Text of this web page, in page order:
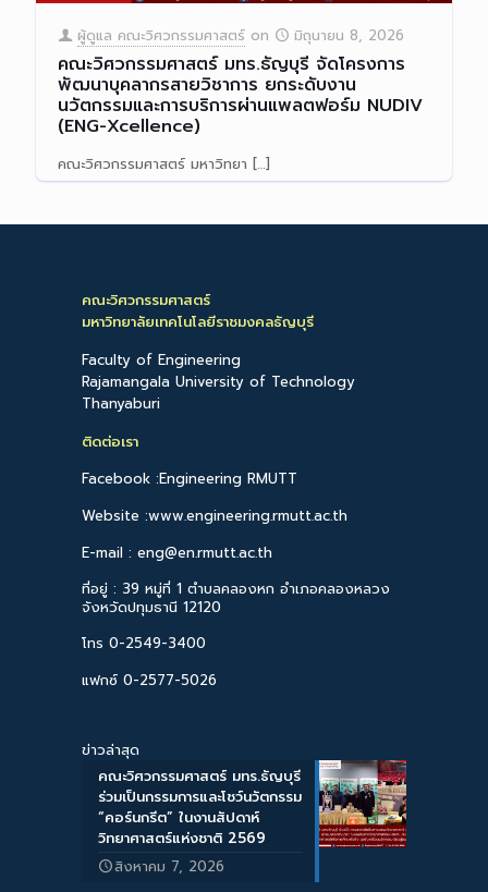
ผู้ดูแล คณะวิศวกรรมศาสตร์ on มิถุนายน 8, 2026
คณะวิศวกรรมศาสตร์ มทร.ธัญบุรี จัดโครงการ
พัฒนาบุคลากรสายวิชาการ ยกระดับงาน
นวัตกรรมและการบริการผ่านแพลตฟอร์ม NUDIV
(ENG-Xcellence)
คณะวิศวกรรมศาสตร์ มหาวิทยา […]
Read more
คณะวิศวกรรมศาสตร์
มหาวิทยาลัยเทคโนโลยีราชมงคลธัญบุรี
Faculty of Engineering
Rajamangala University of Technology
Thanyaburi
ติดต่อเรา
Facebook :Engineering RMUTT
Website :www.engineering.rmutt.ac.th
E-mail : eng@en.rmutt.ac.th
ที่อยู่ : 39 หมู่ที่ 1 ตำบลคลองหก อำเภอคลองหลวง
จังหวัดปทุมธานี 12120
โทร 0-2549-3400
แฟกซ์ 0-2577-5026
ข่าวล่าสุด
คณะวิศวกรรมศาสตร์ มทร.ธัญบุรี
ร่วมเป็นกรรมการและโชว์นวัตกรรม
“คอร์นกรีต” ในงานสัปดาห์
วิทยาศาสตร์แห่งชาติ 2569
สิงหาคม 7, 2026